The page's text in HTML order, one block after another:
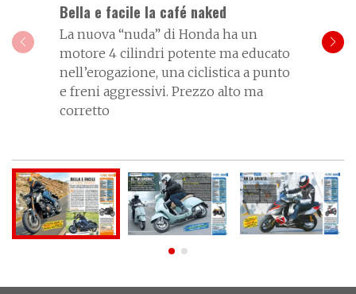
Bella e facile la café naked
La nuova “nuda” di Honda ha un
motore 4 cilindri potente ma educato
nell’erogazione, una ciclistica a punto
e freni aggressivi. Prezzo alto ma
corretto